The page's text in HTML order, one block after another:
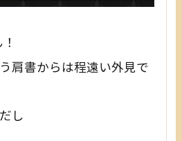
肩書からは程遠い外見で
し